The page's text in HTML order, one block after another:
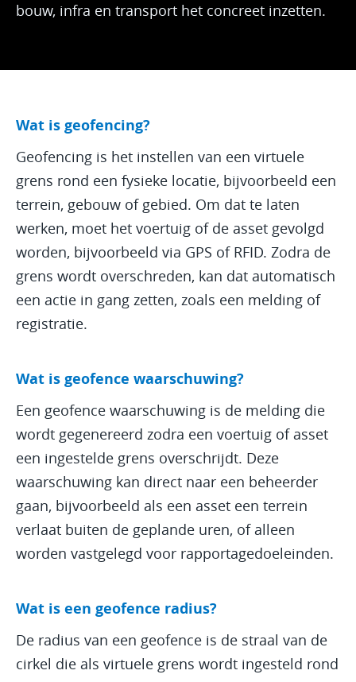
bouw, infra en transport het concreet inzetten.
Wat is geofencing?
Geofencing is het instellen van een virtuele
grens rond een fysieke locatie, bijvoorbeeld een
terrein, gebouw of gebied. Om dat te laten
werken, moet het voertuig of de asset gevolgd
worden, bijvoorbeeld via GPS of RFID. Zodra de
grens wordt overschreden, kan dat automatisch
een actie in gang zetten, zoals een melding of
registratie.
Wat is geofence waarschuwing?
Een geofence waarschuwing is de melding die
wordt gegenereerd zodra een voertuig of asset
een ingestelde grens overschrijdt. Deze
waarschuwing kan direct naar een beheerder
gaan, bijvoorbeeld als een asset een terrein
verlaat buiten de geplande uren, of alleen
worden vastgelegd voor rapportagedoeleinden.
Wat is een geofence radius?
De radius van een geofence is de straal van de
cirkel die als virtuele grens wordt ingesteld rond